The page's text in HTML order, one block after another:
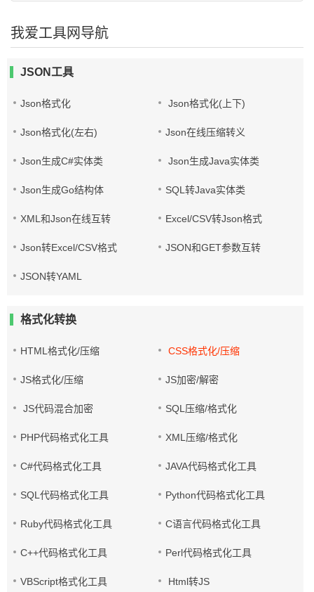
我爱工具网导航
JSON工具
Json格式化 Json格式化(上下)
Json格式化(左右) Json在线压缩转义
Json生成C#实体类 Json生成Java实体类
Json生成Go结构体 SQL转Java实体类
XML和Json在线互转 Excel/CSV转Json格式
Json转Excel/CSV格式 JSON和GET参数互转
JSON转YAML
格式化转换
HTML格式化/压缩 CSS格式化/压缩
JS格式化/压缩 JS加密/解密
JS代码混合加密 SQL压缩/格式化
PHP代码格式化工具 XML压缩/格式化
C#代码格式化工具 JAVA代码格式化工具
SQL代码格式化工具 Python代码格式化工具
Ruby代码格式化工具 C语言代码格式化工具
C++代码格式化工具 Perl代码格式化工具
VBScript格式化工具 Html转JS